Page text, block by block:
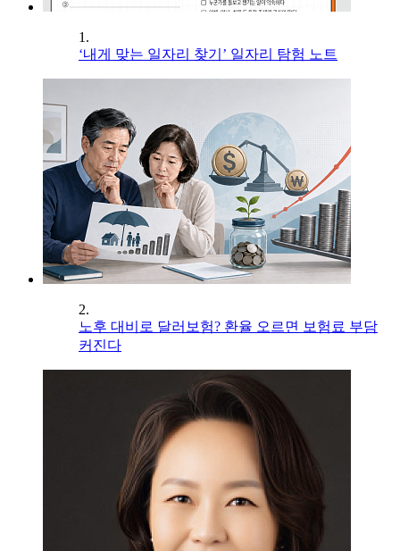
1.
‘내게 맞는 일자리 찾기’ 일자리 탐험 노트
2.
노후 대비로 달러보험? 환율 오르면 보험료 부담
커진다